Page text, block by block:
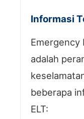
Informasi
Emergency
adalah
beberapa
ELT: